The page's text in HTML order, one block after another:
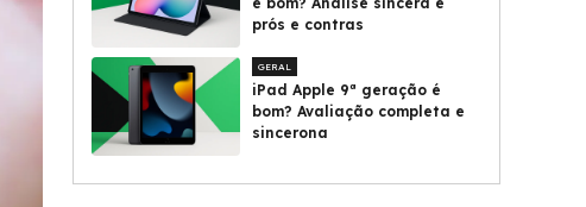
prós e contras
GERAL
iPad Apple 9ª geração é
bom? Avaliação completa e
sincerona